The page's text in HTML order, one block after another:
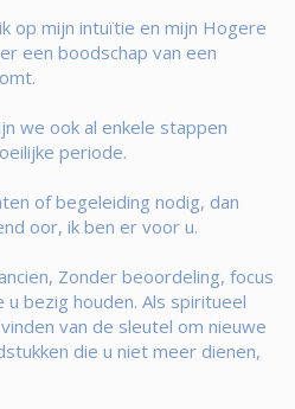
op mijn intuïtie en mijn Hogere
een boodschap van een
we ook al enkele stappen
periode.
of begeleiding nodig, dan
oor, ik ben er voor u.
Zonder beoordeling, focus
bezig houden. Als spiritueel
van de sleutel om nieuwe
die u niet meer dienen,